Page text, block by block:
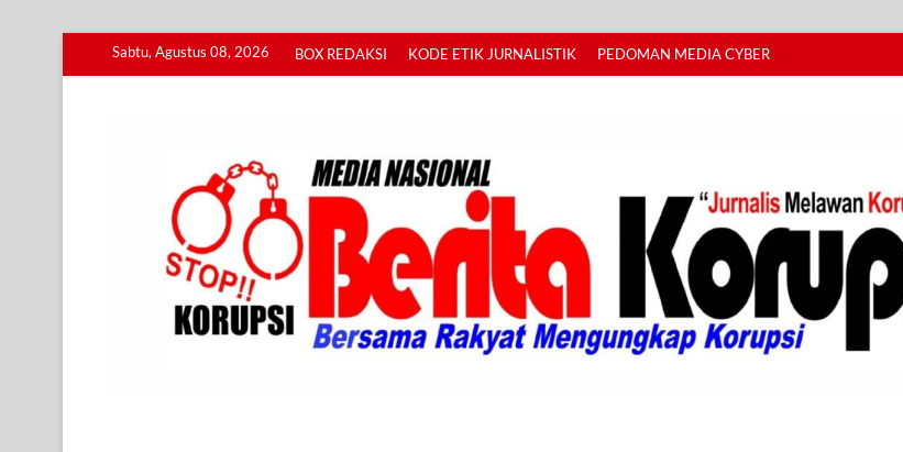
Sabtu, Agustus 08, 2026 BOX REDAKSI KODE ETIK JURNALISTIK PEDOMAN MEDIA CYBER